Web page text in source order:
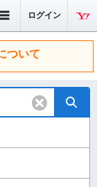
ログイン
ついて